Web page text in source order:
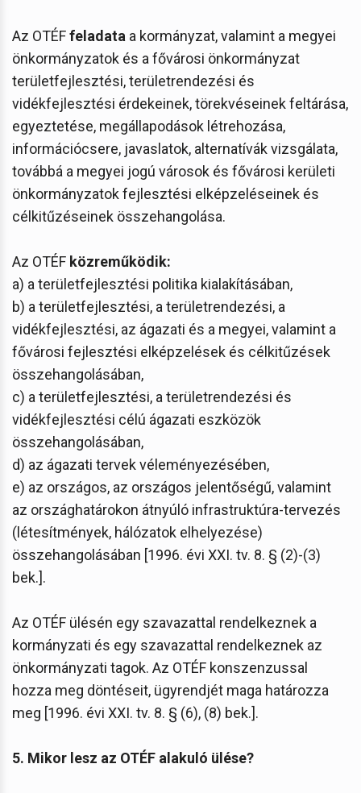
Az OTÉFfeladata a kormányzat, valamint a megyei
önkormányzatok és a fővárosi önkormányzat
területfejlesztési, területrendezési és
vidékfejlesztési érdekeinek, törekvéseinek feltárása,
egyeztetése, megállapodások létrehozása,
információcsere, javaslatok, alternatívák vizsgálata,
továbbá a megyei jogú városok és fővárosi kerületi
önkormányzatok fejlesztési elképzeléseinek és
célkitűzéseinek összehangolása.
Az OTÉF közreműködik:
a) a területfejlesztési politika kialakításában,
b) a területfejlesztési, a területrendezési, a
vidékfejlesztési, az ágazati és a megyei, valamint a
fővárosi fejlesztési elképzelések és célkitűzések
összehangolásában,
c) a területfejlesztési, a területrendezési és
vidékfejlesztési célú ágazati eszközök
összehangolásában,
d) az ágazati tervek véleményezésében,
e) az országos, az országos jelentőségű, valamint
az országhatárokon átnyúló infrastruktúra-tervezés
(létesítmények, hálózatok elhelyezése)
összehangolásában [1996. évi XXI. tv. 8. § (2)-(3)
bek.].
Az OTÉF ülésén egy szavazattal rendelkeznek a
kormányzati és egy szavazattal rendelkeznek az
önkormányzati tagok. Az OTÉF konszenzussal
hozza meg döntéseit, ügyrendjét maga határozza
meg [1996. évi XXI. tv. 8. § (6), (8) bek.].
5. Mikor lesz az OTÉF alakuló ülése?